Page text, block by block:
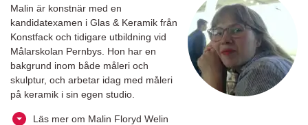
Malin är konstnär med en
kandidatexamen i Glas & Keramik från
Konstfack och tidigare utbildning vid
Målarskolan Pernbys. Hon har en
bakgrund inom både måleri och
skulptur, och arbetar idag med måleri
på keramik i sin egen studio.
Läs mer om Malin Floryd Welin